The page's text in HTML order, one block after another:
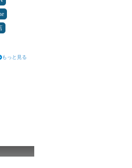
もっと見る